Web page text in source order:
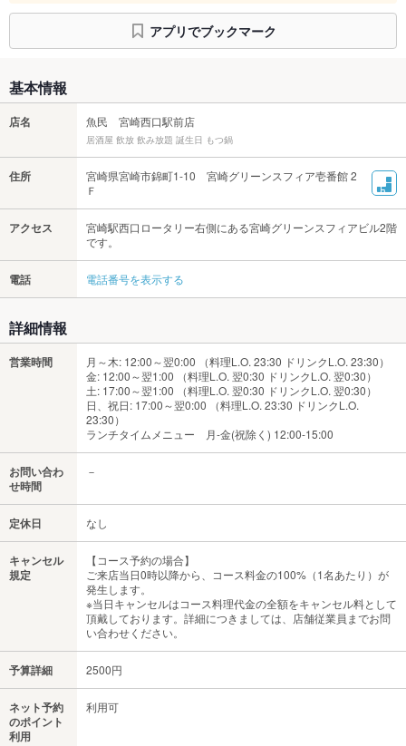
アプリでブックマーク
基本情報
店名 魚民 宮崎西口駅前店
居酒屋 飲放 飲み放題 誕生日 もつ鍋
住所
宮崎県宮崎市錦町1-10 宮崎グリーンスフィア壱番館 2
Ｆ
アクセス
宮崎駅西口ロータリー右側にある宮崎グリーンスフィアビル2階
です。
電話 電話番号を表示する
詳細情報
営業時間
月～木: 12:00～翌0:00 （料理L.O. 23:30 ドリンクL.O. 23:30）
金: 12:00～翌1:00 （料理L.O. 翌0:30 ドリンクL.O. 翌0:30）
土: 17:00～翌1:00 （料理L.O. 翌0:30 ドリンクL.O. 翌0:30）
日、祝日: 17:00～翌0:00 （料理L.O. 23:30 ドリンクL.O.
23:30）
ランチタイムメニュー 月-金(祝除く) 12:00-15:00
お問い合わ
せ時間
－
定休日 なし
キャンセル
規定
【コース予約の場合】
ご来店当日0時以降から、コース料金の100%（1名あたり）が
発生します。
※当日キャンセルはコース料理代金の全額をキャンセル料として
頂戴しております。詳細につきましては、店舗従業員までお問
い合わせください。
予算詳細 2500円
ネット予約
のポイント
利用
利用可